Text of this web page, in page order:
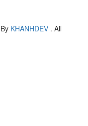
KHANHDEV . All